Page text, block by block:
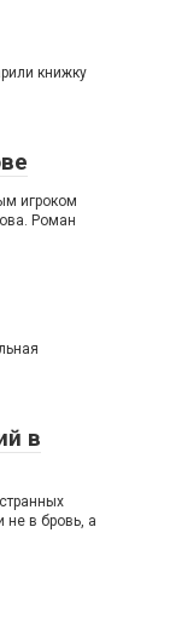
книжку
игроком
Роман
в
в бровь, а